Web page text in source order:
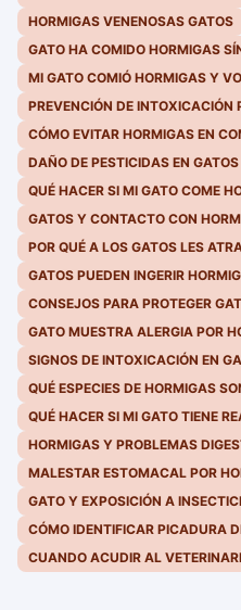
HORMIGAS VENENOSAS GATOS
GATO HA COMIDO HORMIGAS
MI GATO COMIÓ HORMIGAS Y
PREVENCIÓN DE INTOXICACIÓN
CÓMO EVITAR HORMIGAS EN
DAÑO DE PESTICIDAS EN GATOS
QUÉ HACER SI MI GATO COME
GATOS Y CONTACTO CON
POR QUÉ A LOS GATOS LES
GATOS PUEDEN INGERIR
CONSEJOS PARA PROTEGER
GATO MUESTRA ALERGIA POR
SIGNOS DE INTOXICACIÓN EN
QUÉ ESPECIES DE HORMIGAS
QUÉ HACER SI MI GATO TIENE
HORMIGAS Y PROBLEMAS
MALESTAR ESTOMACAL POR
GATO Y EXPOSICIÓN A
CÓMO IDENTIFICAR PICADURA
CUANDO ACUDIR AL